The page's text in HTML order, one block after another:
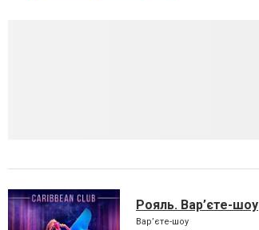
Рояль. Вар’єте-шоу
Вар’єте-шоу